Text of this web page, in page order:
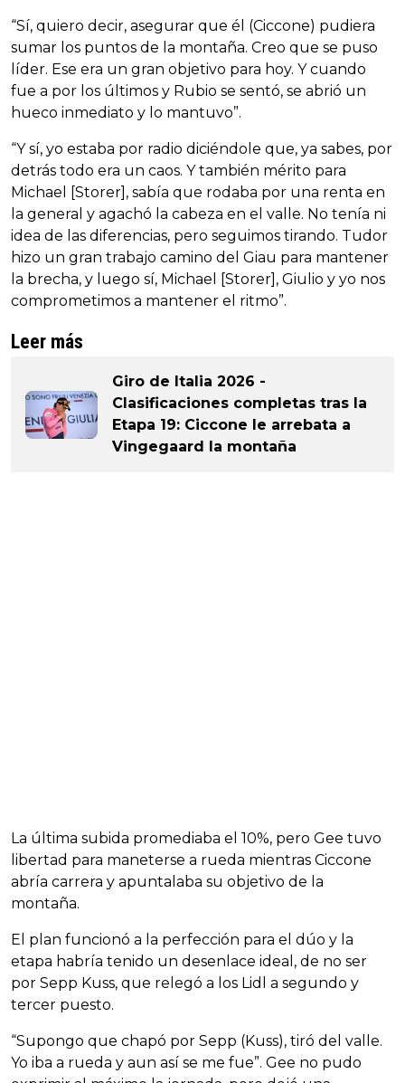
“Sí, quiero decir, asegurar que él (Ciccone) pudiera
sumar los puntos de la montaña. Creo que se puso
líder. Ese era un gran objetivo para hoy. Y cuando
fue a por los últimos y Rubio se sentó, se abrió un
hueco inmediato y lo mantuvo”.
“Y sí, yo estaba por radio diciéndole que, ya sabes, por
detrás todo era un caos. Y también mérito para
Michael [Storer], sabía que rodaba por una renta en
la general y agachó la cabeza en el valle. No tenía ni
idea de las diferencias, pero seguimos tirando. Tudor
hizo un gran trabajo camino del Giau para mantener
la brecha, y luego sí, Michael [Storer], Giulio y yo nos
comprometimos a mantener el ritmo”.
Leer más
Giro de Italia 2026 -
Clasificaciones completas tras la
Etapa 19: Ciccone le arrebata a
Vingegaard la montaña
La última subida promediaba el 10%, pero Gee tuvo
libertad para maneterse a rueda mientras Ciccone
abría carrera y apuntalaba su objetivo de la
montaña.
El plan funcionó a la perfección para el dúo y la
etapa habría tenido un desenlace ideal, de no ser
por Sepp Kuss, que relegó a los Lidl a segundo y
tercer puesto.
“Supongo que chapó por Sepp (Kuss), tiró del valle.
Yo iba a rueda y aun así se me fue”. Gee no pudo